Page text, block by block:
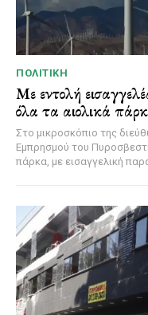
ΠΟΛΙΤΙΚΉ
Με εντολή
όλα τα αιολικά
Στο μικροσκόπιο της
Εμπρησμού του
πάρκα, με εισαγγελική